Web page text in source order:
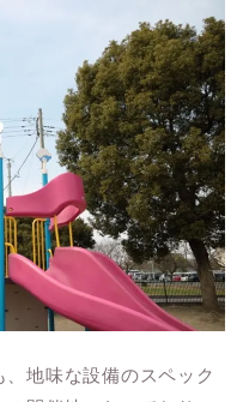
地味な設備のスペック